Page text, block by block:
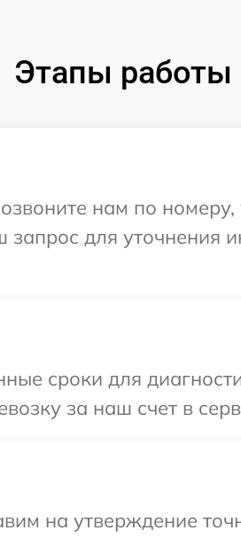
Этапы работы
нам по
запрос для уточнения
сроки для
за наш счет в
на утверждение